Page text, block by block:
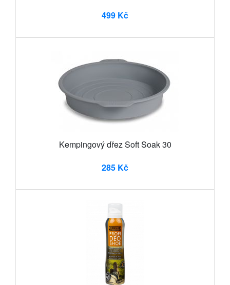
499 Kč
Kempingový dřez Soft Soak 30
285 Kč